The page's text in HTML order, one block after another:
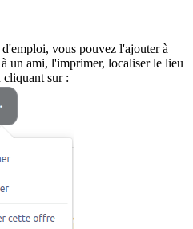
vous pouvez l'ajouter à
un ami, l'imprimer, localiser le lieu
cliquant sur :